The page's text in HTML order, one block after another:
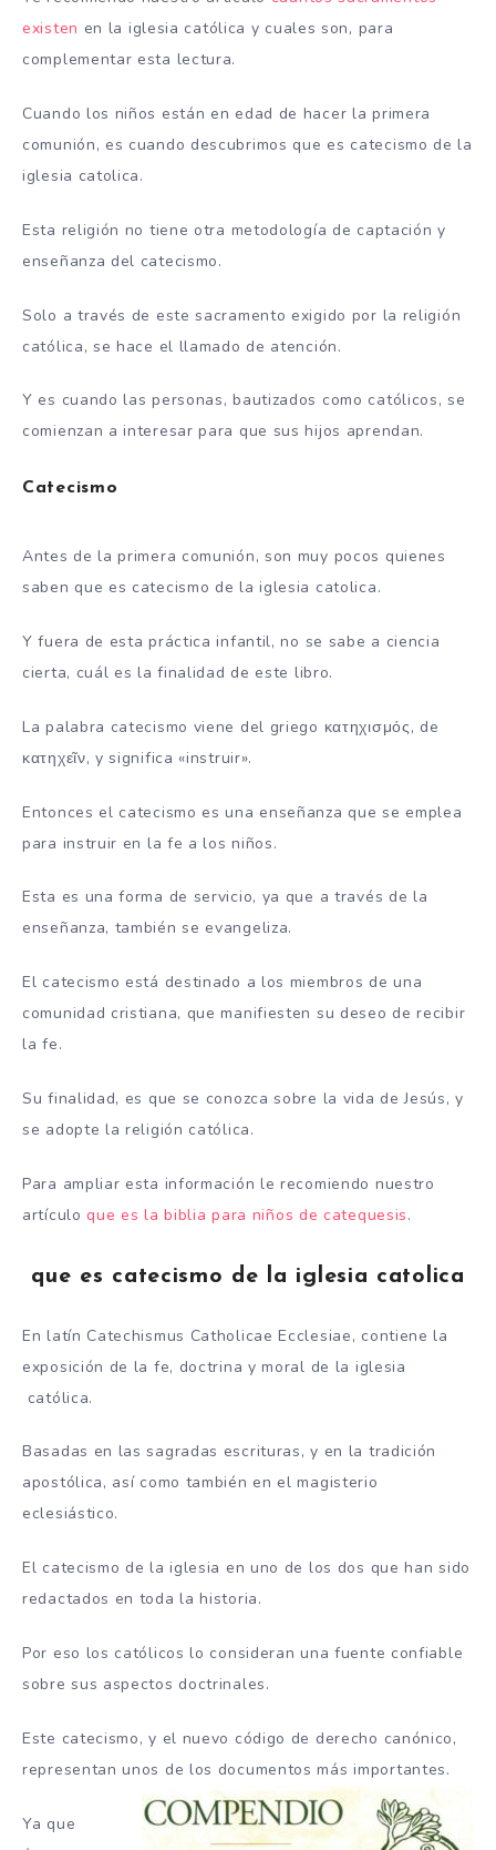
existen en la iglesia católica y cuales son, para
complementar esta lectura.
Cuando los niños están en edad de hacer la primera
comunión, es cuando descubrimos que es catecismo de la
iglesia catolica.
Esta religión no tiene otra metodología de captación y
enseñanza del catecismo.
Solo a través de este sacramento exigido por la religión
católica, se hace el llamado de atención.
Y es cuando las personas, bautizados como católicos, se
comienzan a interesar para que sus hijos aprendan.
Catecismo
Antes de la primera comunión, son muy pocos quienes
saben que es catecismo de la iglesia catolica.
Y fuera de esta práctica infantil, no se sabe a ciencia
cierta, cuál es la finalidad de este libro.
La palabra catecismo viene del griego κατηχισμός, de
κατηχεῖν, y significa «instruir».
Entonces el catecismo es una enseñanza que se emplea
para instruir en la fe a los niños.
Esta es una forma de servicio, ya que a través de la
enseñanza, también se evangeliza.
El catecismo está destinado a los miembros de una
comunidad cristiana, que manifiesten su deseo de recibir
la fe.
Su finalidad, es que se conozca sobre la vida de Jesús, y
se adopte la religión católica.
Para ampliar esta información le recomiendo nuestro
artículoque es la biblia para niños de catequesis.
que es catecismo de la iglesia catolica
En latín Catechismus Catholicae Ecclesiae, contiene la
exposición de la fe, doctrina y moral de la iglesia
católica.
Basadas en las sagradas escrituras, y en la tradición
apostólica, así como también en el magisterio
eclesiástico.
El catecismo de la iglesia en uno de los dos que han sido
redactados en toda la historia.
Por eso los católicos lo consideran una fuente confiable
sobre sus aspectos doctrinales.
Este catecismo, y el nuevo código de derecho canónico,
representan unos de los documentos más importantes.
Ya que